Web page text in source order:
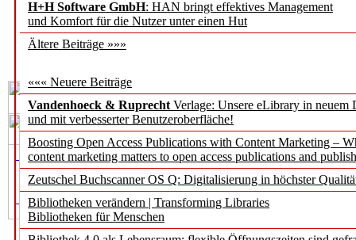
H+H Software GmbH: HAN bringt effektives Management
und Komfort für die Nutzer unter einen Hut
Ältere Beiträge »»»
««« Neuere Beiträge
Vandenhoeck & Ruprecht Verlage: Unsere eLibrary in neuem
und mit verbesserter Benutzeroberfläche!
Boosting Open Access Publications with Content Marketing –
content marketing matters to open access publications and
Zeutschel Buchscanner OS Q: Digitalisierung in höchster
Bibliotheken verändern | Transforming Libraries
Bibliotheken für Menschen